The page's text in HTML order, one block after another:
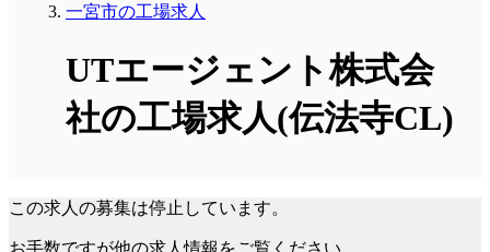
一宮市の工場求人
UTエージェント株式会
社の工場求人(伝法寺CL)
この求人の募集は停止しています。
お手数ですが他の求人情報をご覧ください。